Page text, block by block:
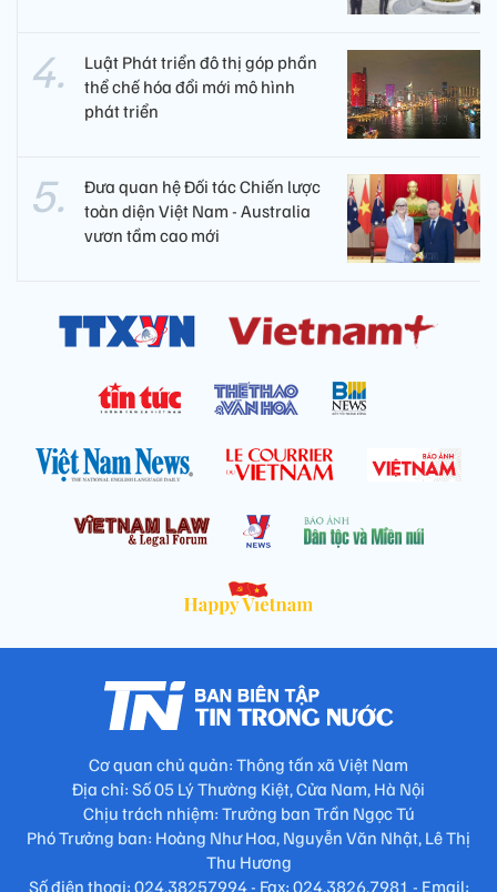
Luật Phát triển đô thị góp phần
thể chế hóa đổi mới mô hình
phát triển
Đưa quan hệ Đối tác Chiến lược
toàn diện Việt Nam - Australia
vươn tầm cao mới
Cơ quan chủ quản: Thông tấn xã Việt Nam
Địa chỉ: Số 05 Lý Thường Kiệt, Cửa Nam, Hà Nội
Chịu trách nhiệm: Trưởng ban Trần Ngọc Tú
Phó Trưởng ban: Hoàng Như Hoa, Nguyễn Văn Nhật, Lê Thị
Thu Hương
Số điện thoại: 024.38257994 - Fax: 024.3826.7981 - Email: